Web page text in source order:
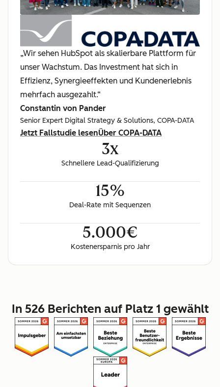
„Wir sehen HubSpot als skalierbare Plattform für
unser Wachstum. Das Investment hat sich in
Effizienz, Synergieeffekten und Kundenerlebnis
mehrfach ausgezahlt.“
Constantin von Pander
Senior Expert Digital Strategy & Solutions, COPA-DATA
Jetzt Fallstudie lesenÜber COPA-DATA
3x
Schnellere Lead-Qualifizierung
15%
Deal-Rate mit Sequenzen
5.000€
Kostenersparnis pro Jahr
In 526 Berichten auf Platz 1 gewählt